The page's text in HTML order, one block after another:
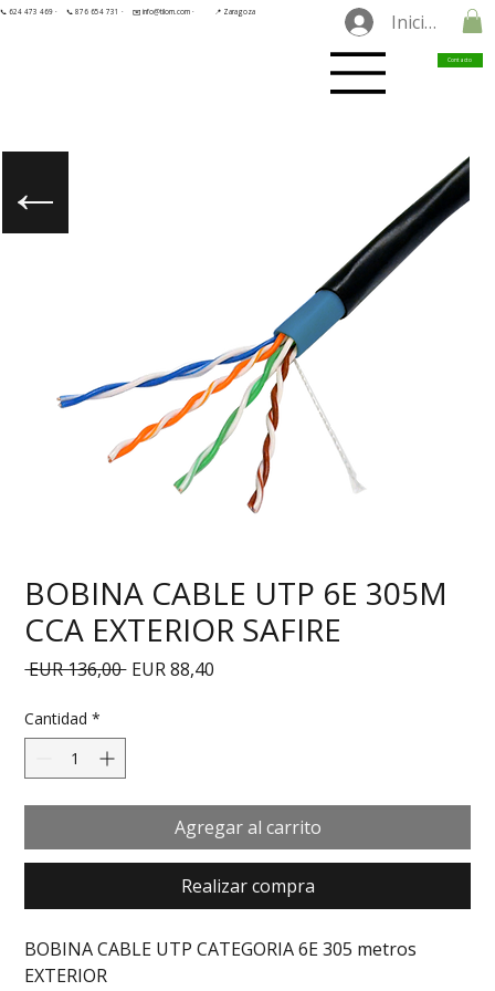
📞 624 473 469 · 📞 876 654 731 · ✉️ info@tilorn.com · 📍 Zaragoza Iniciar
Contacto
BOBINA CABLE UTP 6E 305M
CCA EXTERIOR SAFIRE
EUR 136,00 Precio
EUR 88,40
Cantidad *
Agregar al carrito
Realizar compra
BOBINA CABLE UTP CATEGORIA 6E 305 metros
EXTERIOR
←